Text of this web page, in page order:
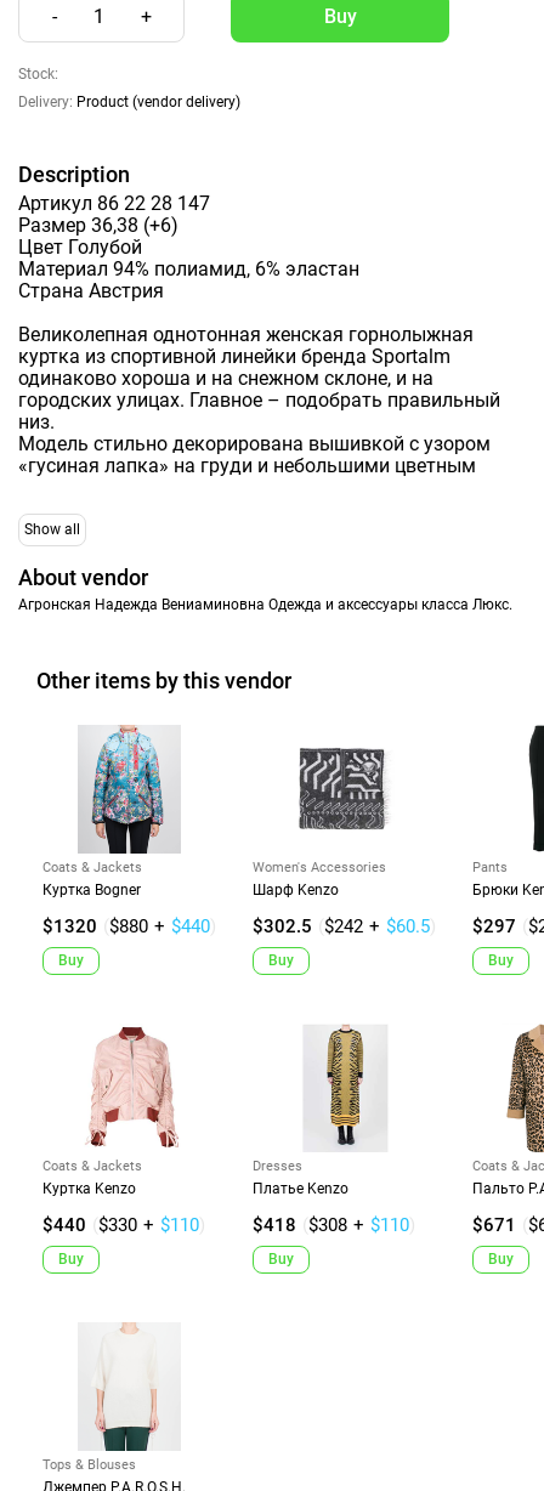
- 1 +
Stock:
Delivery: Product (vendor delivery)
Description
Артикул 86 22 28 147
Размер 36,38 (+6)
Цвет Голубой
Материал 94% полиамид, 6% эластан
Страна Австрия
Великолепная однотонная женская горнолыжная
куртка из спортивной линейки бренда Sportalm
одинаково хороша и на снежном склоне, и на
городских улицах. Главное – подобрать правильный
низ.
Модель стильно декорирована вышивкой с узором
«гусиная лапка» на груди и небольшими цветным
Show all
About vendor
Агронская Надежда Вениаминовна Одежда и аксессуары класса Люкс.
Other items by this vendor
Coats & Jackets
Куртка Bogner
$1320 ($880 + $440)
Buy
Women's Accessories
Шарф Kenzo
$302.5 ($242 + $60.5)
Buy
Pants
Брюки
$297 (
Buy
Coats & Jackets
Куртка Kenzo
$440 ($330 + $110)
Buy
Dresses
Платье Kenzo
$418 ($308 + $110)
Buy
Coats &
Пальто
$671 (
Buy
Tops & Blouses
Джемпер P.A.R.O.S.H.